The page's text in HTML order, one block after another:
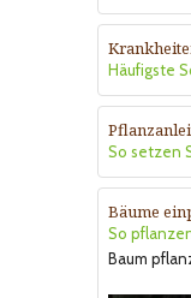
Häufigste
So setzen
Bäume
So
Baum